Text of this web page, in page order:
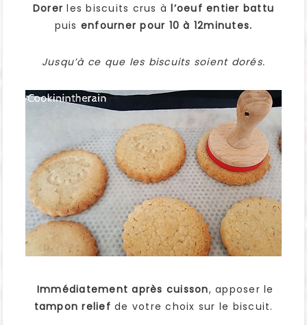
Dorer les biscuits crus àl’oeuf entier battu
puis enfourner pour 10 à 12minutes.
Jusqu’à ce que les biscuits soient dorés.
Immédiatement après cuisson, apposer le
tampon relief de votre choix sur le biscuit.